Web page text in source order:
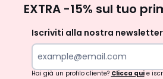
EXTRA -15% sul tuo
Iscriviti alla nostra newsletter
Hai già un profilo cliente? Clicca quie